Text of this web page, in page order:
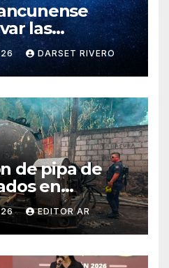
las
participa
por
España
DARSET RIVERO
de pipa de
en
EDITOR AR